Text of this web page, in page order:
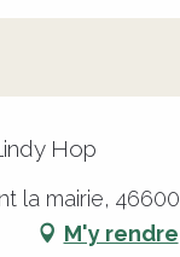
Hop
la mairie,
M'y rendre